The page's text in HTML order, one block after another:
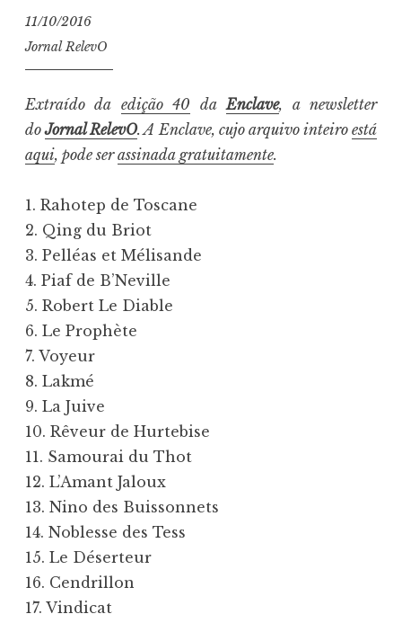
11/10/2016
Jornal RelevO
Extraído da edição 40 daEnclave, a newsletter
doJornal RelevO. A Enclave, cujo arquivo inteiro está
aqui, pode serassinada gratuitamente.
1. Rahotep de Toscane
2. Qing du Briot
3. Pelléas et Mélisande
4. Piaf de B’Neville
5. Robert Le Diable
6. Le Prophète
7. Voyeur
8. Lakmé
9. La Juive
10. Rêveur de Hurtebise
11. Samourai du Thot
12. L’Amant Jaloux
13. Nino des Buissonnets
14. Noblesse des Tess
15. Le Déserteur
16. Cendrillon
17. Vindicat